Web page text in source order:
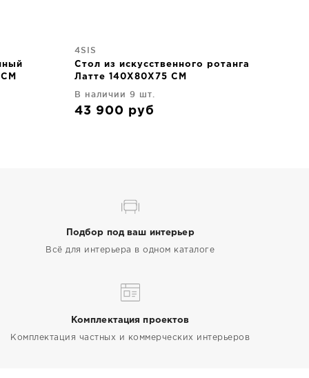
4SIS
Стол из искусственного ротанга
Латте 140X80X75 CM
В наличии 9 шт.
43 900 руб
Подбор под ваш интерьер
Всё для интерьера в одном каталоге
Комплектация проектов
Комплектация частных и коммерческих интерьеров